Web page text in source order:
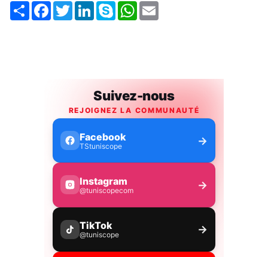
Share FacebookTwitterLinkedInSkype WhatsApp